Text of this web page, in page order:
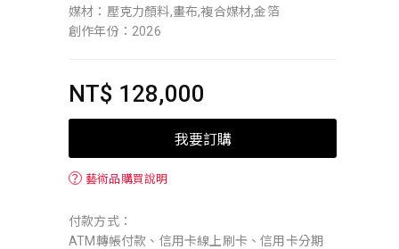
媒材：壓克力顏料,畫布,複合媒材,金箔
創作年份：2026
NT$ 128,000
我要訂購
？ 藝術品購買說明
付款方式：
ATM轉帳付款、信用卡線上刷卡、信用卡分期